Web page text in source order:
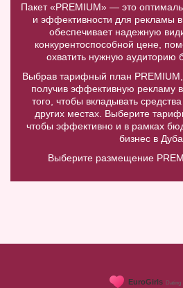
Пакет «PREMIUM» — это
и эффективности для рекламы
обеспечивает надежную
конкурентоспособной цене,
охватить нужную аудиторию
Выбрав тарифный план PREMIUM,
получив эффективную рекламу
того, чтобы вкладывать
других местах. Выберите
чтобы эффективно и в рамках
бизнес в
Выберите размещение